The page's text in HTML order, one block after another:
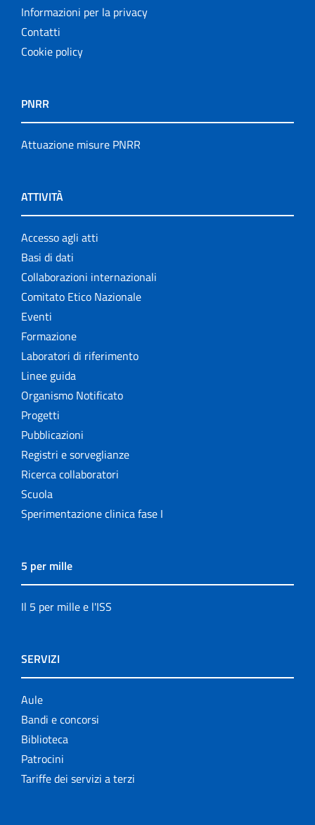
Informazioni per la privacy
Contatti
Cookie policy
PNRR
Attuazione misure PNRR
ATTIVITÀ
Accesso agli atti
Basi di dati
Collaborazioni internazionali
Comitato Etico Nazionale
Eventi
Formazione
Laboratori di riferimento
Linee guida
Organismo Notificato
Progetti
Pubblicazioni
Registri e sorveglianze
Ricerca collaboratori
Scuola
Sperimentazione clinica fase I
5 per mille
Il 5 per mille e l'ISS
SERVIZI
Aule
Bandi e concorsi
Biblioteca
Patrocini
Tariffe dei servizi a terzi